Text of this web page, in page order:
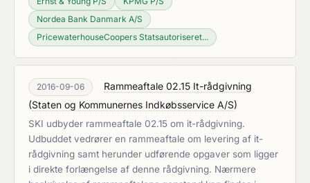
Nordea Bank Danmark A/S
PricewaterhouseCoopers Statsautoriseret...
2016-09-06
Rammeaftale 02.15 It-rådgivning
(Staten og Kommunernes Indkøbsservice A/S)
SKI udbyder rammeaftale 02.15 om it-rådgivning.
Udbuddet vedrører en rammeaftale om levering af it-
rådgivning samt herunder udførende opgaver som ligger
i direkte forlængelse af denne rådgivning. Nærmere